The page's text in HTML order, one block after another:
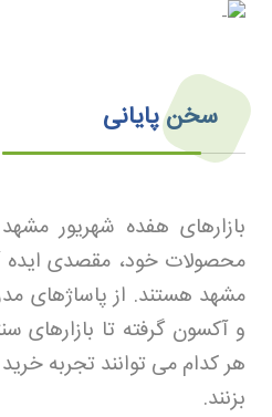
سخن پایانی
بازارهای هفده شهریور
محصولات خود، مقصدی ایده
مشهد هستند. از پاساژهای
و آکسون گرفته تا بازارهای
هر کدام می توانند تجربه
بزنند.